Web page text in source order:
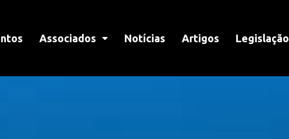
Associados Notícias Artigos Legislação